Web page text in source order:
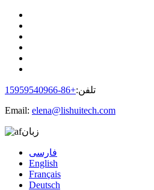
تلفن:+86-15959540966
Email: elena@lishuitech.com
زبان
فارسی
English
Français
Deutsch